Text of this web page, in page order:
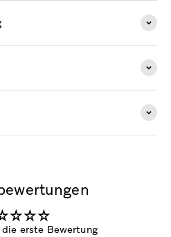
erste Bewertung